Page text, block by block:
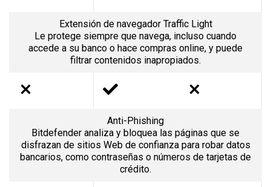
Extensión de navegador Traffic Light
Le protege siempre que navega, incluso cuando
accede a su banco o hace compras online, y puede
filtrar contenidos inapropiados.
Anti-Phishing
Bitdefender analiza y bloquea las páginas que se
disfrazan de sitios Web de confianza para robar datos
bancarios, como contraseñas o números de tarjetas de
crédito.